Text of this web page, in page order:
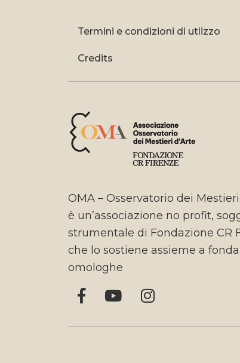
Termini e condizioni di utlizzo
Credits
OMA – Osservatorio dei Mestieri
è un’associazione no profit,
strumentale di Fondazione CR
che lo sostiene assieme a
omologhe